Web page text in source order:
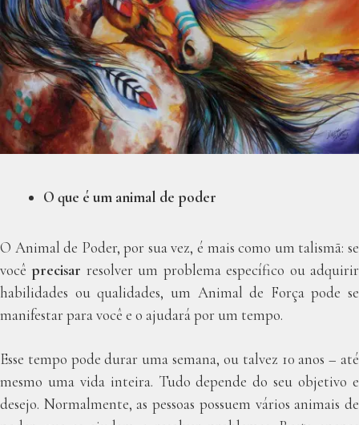
O que é um animal de poder
O Animal de Poder, por sua vez, é mais como um talismã: se
vocêprecisar resolver um problema específico ou adquirir
habilidades ou qualidades, um Animal de Força pode se
manifestar para você e o ajudará por um tempo.
Esse tempo pode durar uma semana, ou talvez 10 anos – até
mesmo uma vida inteira. Tudo depende do seu objetivo e
desejo. Normalmente, as pessoas possuem vários animais de